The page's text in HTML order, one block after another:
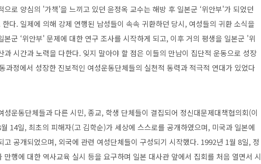
로 양심의 '가책’을 느끼고 있던 윤정옥 교수는 해방 후 일본군 ‘위안부'가 되었던
다. 일제에 의해 강제 연행된 남성들이 속속 귀환하던 당시, 여성들의 귀환 소식을
군 ‘위안부' 문제에 대한 연구 조사를 시작하게 되고, 이후 거의 평생을 일본군 '위
과 시간과 노력을 다한다. 잊지 말아야 할 점은 이들의 만남이 집단적 운동으로 성장
과정에서 성장한 진보적인 여성운동단체들의 실천적 동력과 적극적 연대가 있었다
운동단체들과 다른 시민, 종교, 학생 단체들이 결집되어 정신대문제대책협의회(이
14일, 최초의 피해자(고 김학순)가 세상에 스스로를 공개하였으며, 미국과 일본에
고 공개되었으며, 외국에 관련 여성단체들이 구성되기 시작했다. 1992년 1월 8일, 정
만행에 대한 역사교육 실시 등을 요구하며 일본 대사관 앞에서 집회를 처음 열면서 시